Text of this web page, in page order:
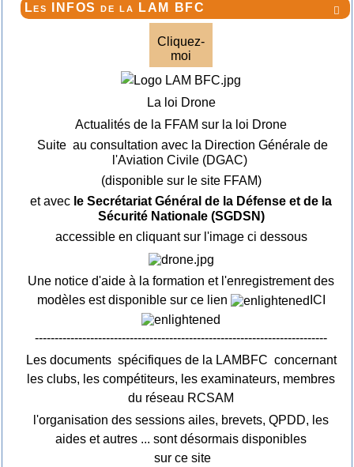

Les INFOS de la LAM BFC
Cliquez-
moi
La loi Drone
Actualités de la FFAM sur la loi Drone
Suite au consultation avec la Direction Générale de
l'Aviation Civile (DGAC)
(disponible sur le site FFAM)
et avec le Secrétariat Général de la Défense et de la
Sécurité Nationale (SGDSN)
accessible en cliquant sur l'image ci dessous
Une notice d'aide à la formation et l'enregistrement des
modèles est disponible sur ce lien
ICI
--------------------------------------------------------------------------
Les documents spécifiques de la LAMBFC concernant
les clubs, les compétiteurs, les examinateurs, membres
du réseau RCSAM
l'organisation des sessions ailes, brevets, QPDD, les
aides et autres ... sont désormais disponibles
sur ce site